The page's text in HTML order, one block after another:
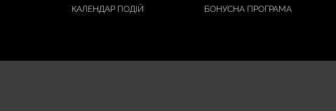
КАЛЕНДАР ПОДІЙ БОНУСНА ПРОГРАМА